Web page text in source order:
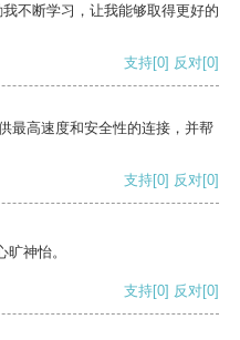
不断学习，让我能够取得更好的
支持[0] 反对[0]
最高速度和安全性的连接，并帮
支持[0] 反对[0]
神怡。
支持[0] 反对[0]